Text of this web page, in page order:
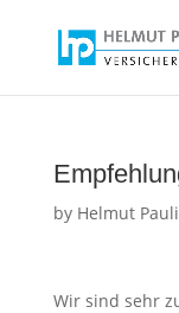
by Helmut
Wir sind sehr